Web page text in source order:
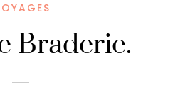
Braderie.